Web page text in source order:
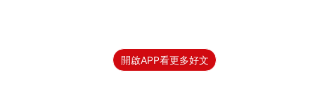
開啟APP看更多好文